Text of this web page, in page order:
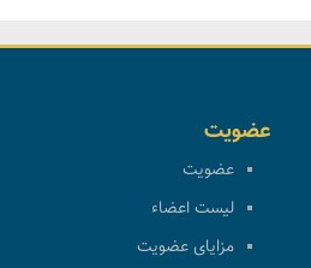
عضویت
عضویت
لیست اعضاء
مزایای عضویت